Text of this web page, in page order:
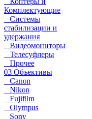
Комплектующие
Системы
стабилизации и
удержания
Видеомониторы
Телесуфлеры
Прочее
03 Объективы
Canon
Nikon
Fujifilm
Olympus
Sony